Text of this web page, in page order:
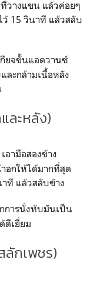
วางแขน แล้วค่อยๆ
15 วินาที แล้วสลับ
ยจขั้นแอดวานซ์
ละกล้ามเนื้อหลัง
ละหลัง)
อามือสองข้าง
อกให้ได้มากที่สุด
ที แล้วสลับข้าง
การนั่งทับมันเป็น
ดีเยี่ยม
ลักเพชร)